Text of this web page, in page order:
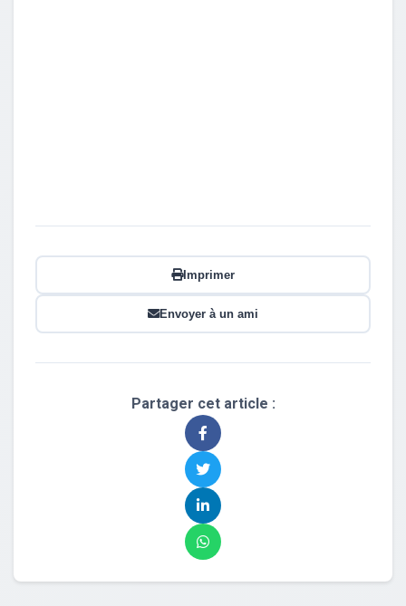
Imprimer
Envoyer à un ami
Partager cet article :